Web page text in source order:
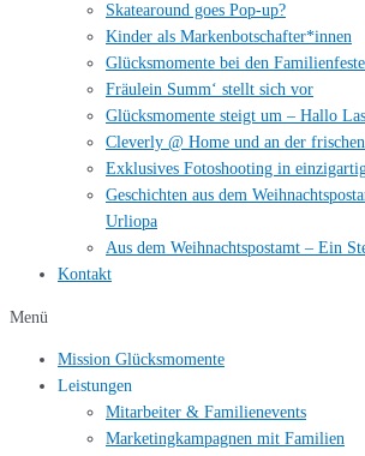
Skatearound goes Pop-up?
Kinder als Markenbotschafter*innen
Glücksmomente bei den
Fräulein Summ‘ stellt sich vor
Glücksmomente steigt um – Hallo
Cleverly @ Home und an der
Exklusives Fotoshooting in
Geschichten aus dem
Urliopa
Aus dem Weihnachtspostamt – Ein
Kontakt
Menü
Mission Glücksmomente
Leistungen
Mitarbeiter & Familienevents
Marketingkampagnen mit Familien